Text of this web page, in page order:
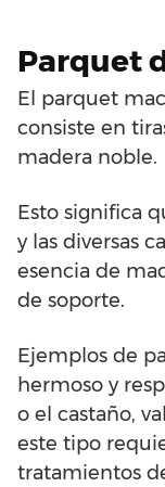
Parquet
El parquet
consiste en
madera noble.
Esto significa
y las diversas
esencia de
de soporte.
Ejemplos de
hermoso y
o el castaño,
este tipo
tratamientos